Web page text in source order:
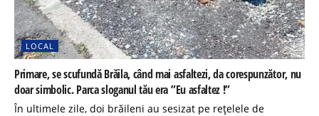
LOCAL
Primare, se scufundă Brăila, când mai asfaltezi, da corespunzător, nu
doar simbolic. Parca sloganul tău era ”Eu asfaltez !”
În ultimele zile, doi brăileni au sesizat pe rețelele de